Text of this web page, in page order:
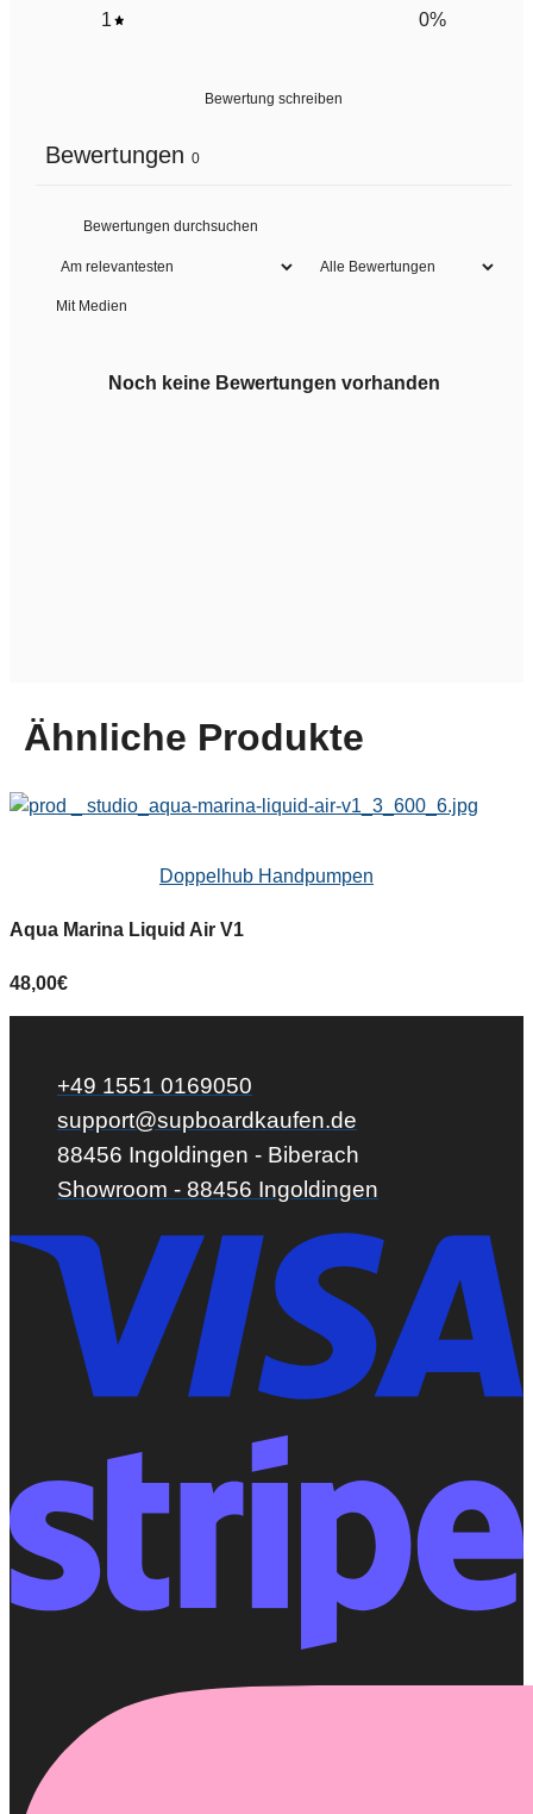
1 0%
Bewertung schreiben
Bewertungen 0
Mit Medien
Noch keine Bewertungen vorhanden
Ähnliche Produkte
Doppelhub Handpumpen
Aqua Marina Liquid Air V1
48,00€
+49 1551 0169050
support@supboardkaufen.de
88456 Ingoldingen - Biberach
Showroom - 88456 Ingoldingen